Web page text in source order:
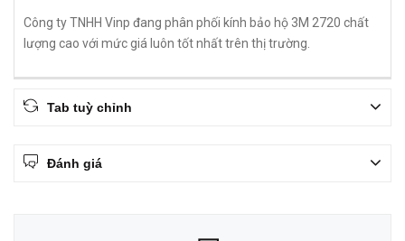
Công ty TNHH Vinp đang phân phối kính bảo hộ 3M 2720 chất
lượng cao với mức giá luôn tốt nhất trên thị trường.
Tab tuỳ chỉnh
Đánh giá